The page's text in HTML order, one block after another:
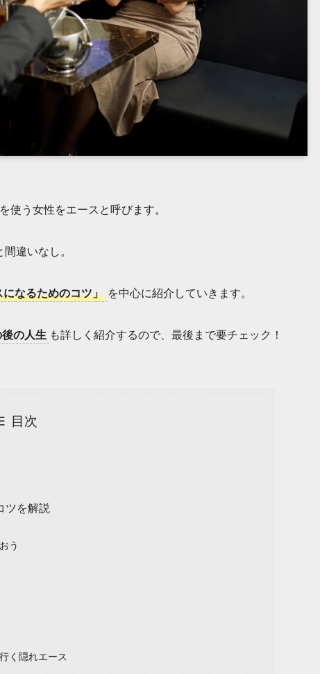
使う女性をエースと呼びます。
違いなし。
なるためのコツ」 を中心に紹介していきます。
の人生 も詳しく紹介するので、最後まで要チェック！
目次
ツを解説
う
く隠れエース